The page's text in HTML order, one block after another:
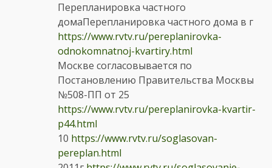
Перепланировка частного
домаПерепланировка частного дома в г
https://www.rvtv.ru/pereplanirovka-
odnokomnatnoj-kvartiry.html
Москве согласовывается по
Постановлению Правительства Москвы
№508-ПП от 25
https://www.rvtv.ru/pereplanirovka-kvartir-
p44.html
10 https://www.rvtv.ru/soglasovan-
pereplan.html